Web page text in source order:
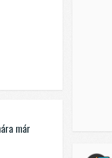
már